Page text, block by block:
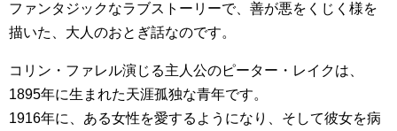
ファンタジックなラブストーリーで、善が悪をくじく様を
描いた、大人のおとぎ話なのです。
コリン・ファレル演じる主人公のピーター・レイクは、
1895年に生まれた天涯孤独な青年です。
1916年に、ある女性を愛するようになり、そして彼女を病